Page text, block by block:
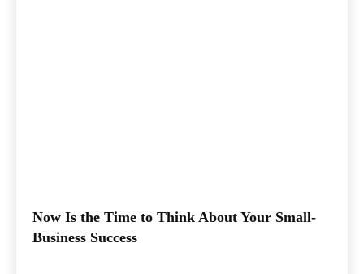
Now Is the Time to Think About Your Small-
Business Success